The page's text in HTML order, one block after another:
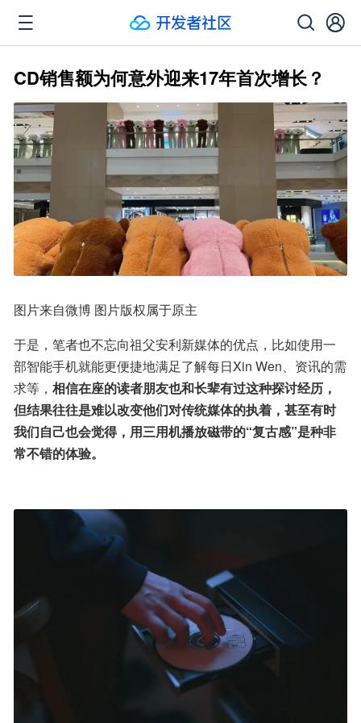
CD销售额为何意外迎来17年首次增长？
图片来自微博 图片版权属于原主
于是，笔者也不忘向祖父安利新媒体的优点，比如使用一
部智能手机就能更便捷地满足了解每日Xin Wen、资讯的需
求等， 相信在座的读者朋友也和长辈有过这种探讨经历，
但结果往往是难以改变他们对传统媒体的执着，甚至有时
我们自己也会觉得，用三用机播放磁带的“复古感”是种非
常不错的体验。